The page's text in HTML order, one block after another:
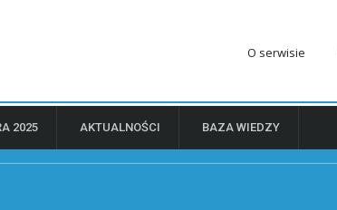
O serwisie
2025 AKTUALNOŚCI BAZA WIEDZY